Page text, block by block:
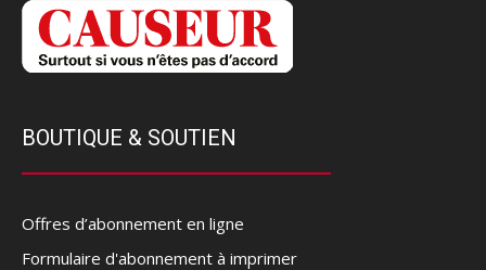
BOUTIQUE & SOUTIEN
Offres d’abonnement en ligne
Formulaire d'abonnement à imprimer